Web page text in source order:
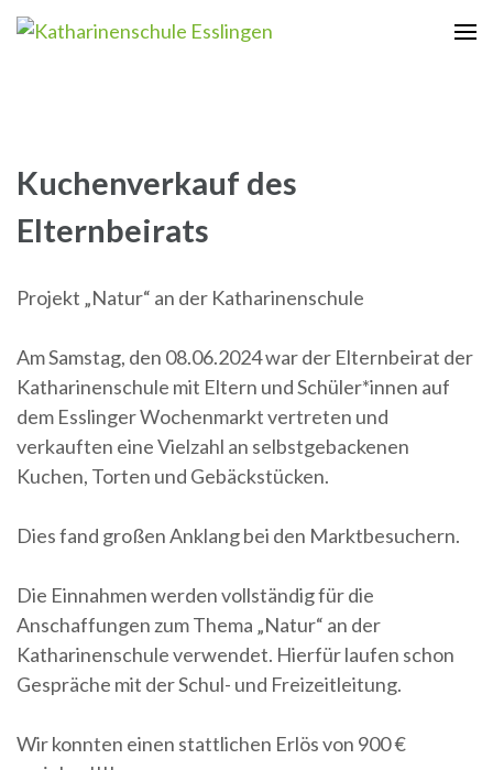
Zum
Inhalt
Kuchenverkauf des
Elternbeirats
Projekt „Natur“ an der Katharinenschule
Am Samstag, den 08.06.2024 war der Elternbeirat der
Katharinenschule mit Eltern und Schüler*innen auf
dem Esslinger Wochenmarkt vertreten und
verkauften eine Vielzahl an selbstgebackenen
Kuchen, Torten und Gebäckstücken.
Dies fand großen Anklang bei den Marktbesuchern.
Die Einnahmen werden vollständig für die
Anschaffungen zum Thema „Natur“ an der
Katharinenschule verwendet. Hierfür laufen schon
Gespräche mit der Schul- und Freizeitleitung.
Wir konnten einen stattlichen Erlös von 900 €